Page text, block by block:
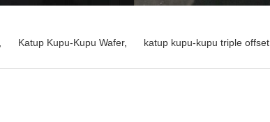
Katup Kupu-Kupu Wafer, katup kupu-kupu triple offset